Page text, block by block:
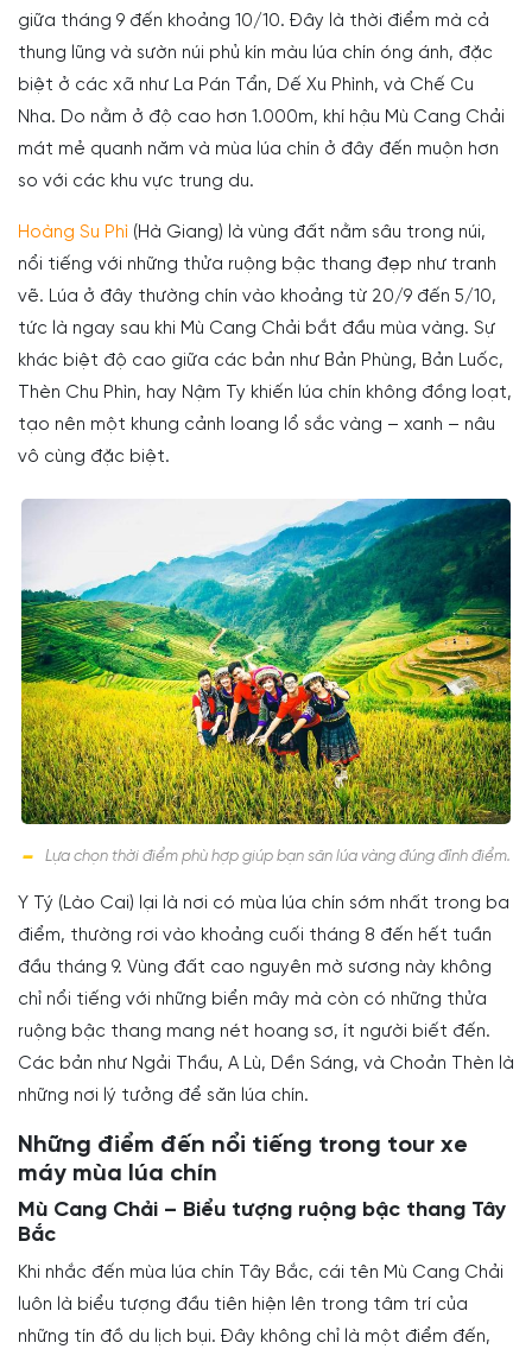
giữa tháng 9 đến khoảng 10/10. Đây là thời điểm mà cả
thung lũng và sườn núi phủ kín màu lúa chín óng ánh, đặc
biệt ở các xã như La Pán Tẩn, Dế Xu Phình, và Chế Cu
Nha. Do nằm ở độ cao hơn 1.000m, khí hậu Mù Cang Chải
mát mẻ quanh năm và mùa lúa chín ở đây đến muộn hơn
so với các khu vực trung du.
Hoàng Su Phì (Hà Giang) là vùng đất nằm sâu trong núi,
nổi tiếng với những thửa ruộng bậc thang đẹp như tranh
vẽ. Lúa ở đây thường chín vào khoảng từ 20/9 đến 5/10,
tức là ngay sau khi Mù Cang Chải bắt đầu mùa vàng. Sự
khác biệt độ cao giữa các bản như Bản Phùng, Bản Luốc,
Thèn Chu Phìn, hay Nậm Ty khiến lúa chín không đồng loạt,
tạo nên một khung cảnh loang lổ sắc vàng – xanh – nâu
vô cùng đặc biệt.
Lựa chọn thời điểm phù hợp giúp bạn săn lúa vàng đúng đỉnh điểm.
Y Tý (Lào Cai) lại là nơi có mùa lúa chín sớm nhất trong ba
điểm, thường rơi vào khoảng cuối tháng 8 đến hết tuần
đầu tháng 9. Vùng đất cao nguyên mờ sương này không
chỉ nổi tiếng với những biển mây mà còn có những thửa
ruộng bậc thang mang nét hoang sơ, ít người biết đến.
Các bản như Ngải Thầu, A Lù, Dền Sáng, và Choản Thèn là
những nơi lý tưởng để săn lúa chín.
Những điểm đến nổi tiếng trong tour xe
máy mùa lúa chín
Mù Cang Chải – Biểu tượng ruộng bậc thang Tây
Bắc
Khi nhắc đến mùa lúa chín Tây Bắc, cái tên Mù Cang Chải
luôn là biểu tượng đầu tiên hiện lên trong tâm trí của
những tín đồ du lịch bụi. Đây không chỉ là một điểm đến,